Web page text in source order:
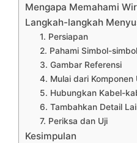
Mengapa Memahami
Langkah-langkah
1. Persiapan
2. Pahami Simbol-
3. Gambar Referensi
4. Mulai dari Komponen
5. Hubungkan Kabel-
6. Tambahkan Detail
7. Periksa dan Uji
Kesimpulan